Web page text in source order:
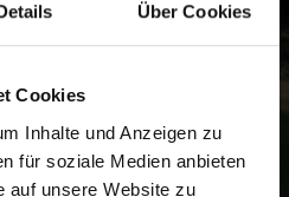
Über Cookies
Cookies
Inhalte und Anzeigen zu
für soziale Medien anbieten
auf unsere Website zu